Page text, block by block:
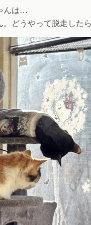
んは…
。どうやって脱走した